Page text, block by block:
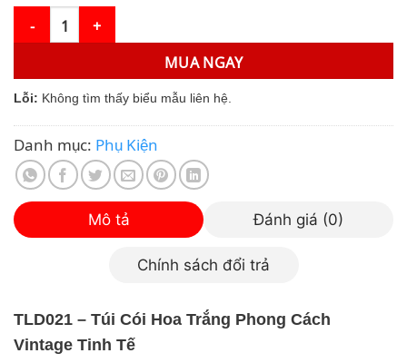
TLD021 – Túi Cói Hoa Trắng Vintage Dịu Dàng Và Thanh Lịch
MUA NGAY
Lỗi: Không tìm thấy biểu mẫu liên hệ.
Danh mục:Phụ Kiện
Mô tả Đánh giá (0)
Chính sách đổi trả
TLD021 – Túi Cói Hoa Trắng Phong Cách
Vintage Tinh Tế